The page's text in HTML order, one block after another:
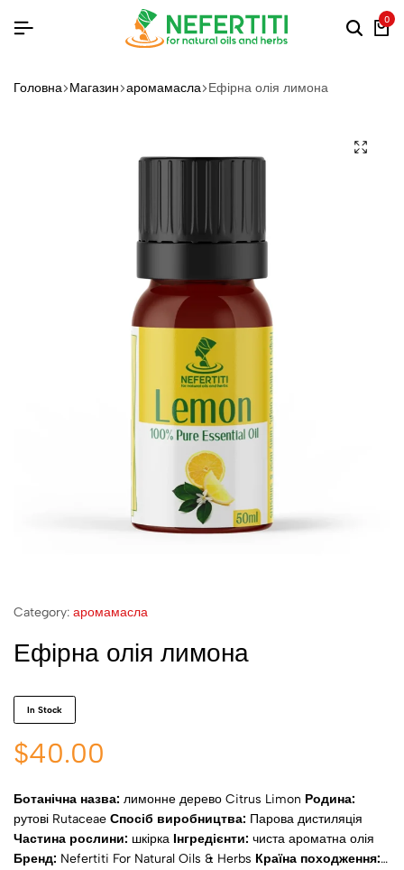
0
Головна Магазин аромамасла Ефірна олія лимона
Category: аромамасла
Ефірна олія лимона
In Stock
$40.00
Ботанічна назва: лимонне дерево Citrus Limon Родина:
рутові Rutaceae Спосіб виробництва: Парова дистиляція
Частина рослини: шкірка Інгредієнти: чиста ароматна олія
Бренд: Nefertiti For Natural Oils & Herbs Країна походження: